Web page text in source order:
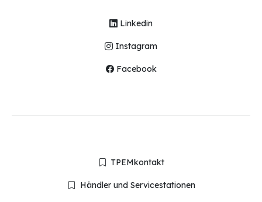
Linkedin
Instagram
Facebook
TPEMkontakt
Händler und Servicestationen